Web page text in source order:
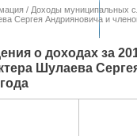
обсуждения
/ Доходы муниципальных
Сергея Андрияновича и
о доходах за
Шулаева